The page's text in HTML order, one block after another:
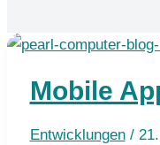
Mobile
Entwicklungen/